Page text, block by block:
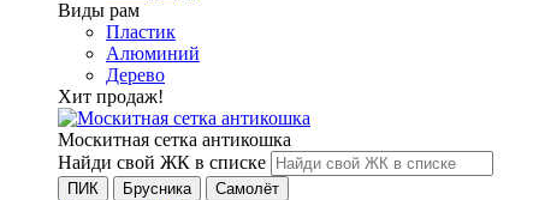
Виды рам
Пластик
Алюминий
Дерево
Хит продаж!
Москитная сетка антикошка
Найди свой ЖК в списке
ПИК Брусника Самолёт